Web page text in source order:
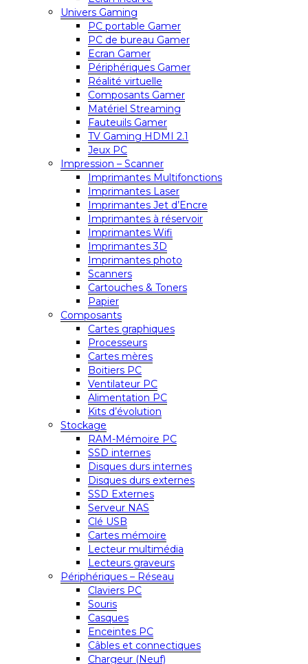
Univers Gaming
PC portable Gamer
PC de bureau Gamer
Ecran Gamer
Périphériques Gamer
Réalité virtuelle
Composants Gamer
Matériel Streaming
Fauteuils Gamer
TV Gaming HDMI 2.1
Jeux PC
Impression – Scanner
Imprimantes Multifonctions
Imprimantes Laser
Imprimantes Jet d’Encre
Imprimantes à réservoir
Imprimantes Wifi
Imprimantes 3D
Imprimantes photo
Scanners
Cartouches & Toners
Papier
Composants
Cartes graphiques
Processeurs
Cartes mères
Boitiers PC
Ventilateur PC
Alimentation PC
Kits d’évolution
Stockage
RAM-Mémoire PC
SSD internes
Disques durs internes
Disques durs externes
SSD Externes
Serveur NAS
Clé USB
Cartes mémoire
Lecteur multimédia
Lecteurs graveurs
Périphériques – Réseau
Claviers PC
Souris
Casques
Enceintes PC
Câbles et connectiques
Chargeur (Neuf)